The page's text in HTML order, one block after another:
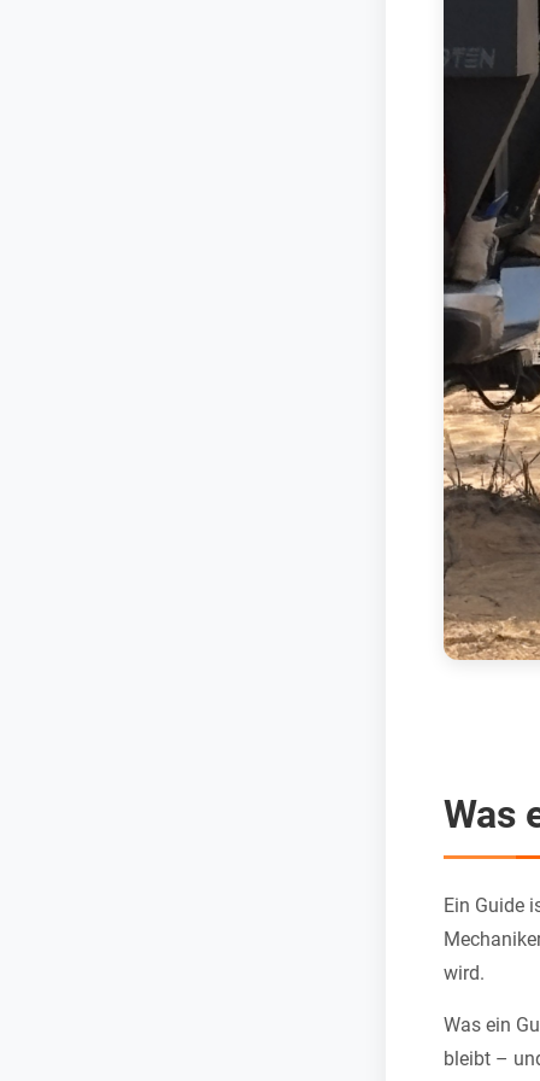
Was
Ein Guide
wird.
Was ein
bleibt –